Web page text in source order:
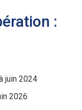
:
juin 2024
2026